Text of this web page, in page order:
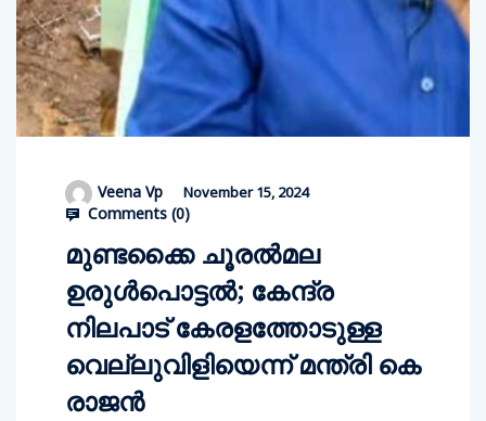
Veena Vp November 15, 2024
Comments (0)
മുണ്ടക്കൈ ചൂരല്‍മല
ഉരുള്‍പൊട്ടല്‍; കേന്ദ്ര
നിലപാട് കേരളത്തോടുള്ള
വെല്ലുവിളിയെന്ന് മന്ത്രി കെ
രാജന്‍